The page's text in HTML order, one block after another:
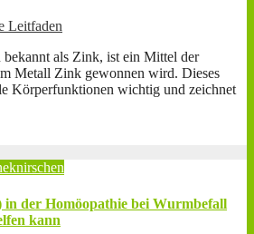
Leitfaden
als Zink, ist ein Mittel der
Metall Zink gewonnen wird. Dieses
Körperfunktionen wichtig und zeichnet
der Homöopathie bei Wurmbefall
kann